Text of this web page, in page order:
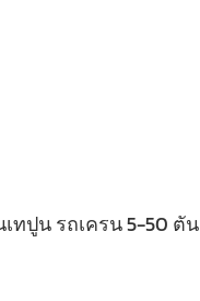
เทปูน รถเครน 5-50 ตัน